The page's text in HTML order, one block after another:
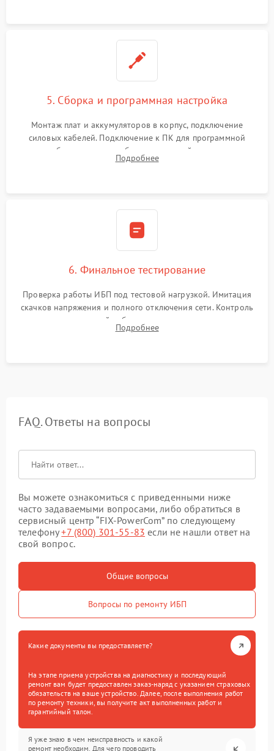
5. Сборка и программная настройка
Монтаж плат и аккумуляторов в корпус, подключение
силовых кабелей. Подключение к ПК для программной
калибровки констант батареи, настройки порогов
срабатывания AVR и сброса счетчиков старения АКБ.
Подробнее
6. Финальное тестирование
Проверка работы ИБП под тестовой нагрузкой. Имитация
скачков напряжения и полного отключения сети. Контроль
времени автономной работы, температурного режима и
корректности формы выходного сигнала.
Подробнее
FAQ. Ответы на вопросы
Вы можете ознакомиться с приведенными ниже
часто задаваемыми вопросами, либо обратиться в
сервисный центр “FIX-PowerCom” по следующему
телефону+7 (800) 301-55-83 если не нашли ответ на
свой вопрос.
Общие вопросы
Вопросы по ремонту ИБП
Какие документы вы предоставляете?
На этапе приема устройства на диагностику и последующий
ремонт вам будет предоставлен заказ-наряд с указанием страховых
обязательств на ваше устройство. Далее, после выполнения работ
по ремонту техники, вы получите акт выполненных работ и
гарантийный талон.
Я уже знаю в чем неисправность и какой
ремонт необходим. Для чего проводить